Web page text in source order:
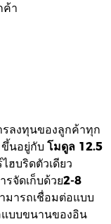
ค้า
ลงทุนของลูกค้าทุก
นอยู่กับ โมดูล 12.5
ฮบริดตัวเดียว
รจัดเก็บด้วย2-8
มารถเชื่อมต่อแบบ
แบบขนานของอิน